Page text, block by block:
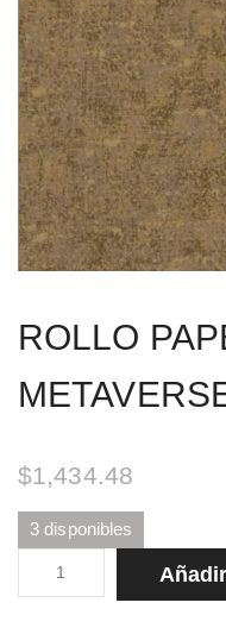
ROLLO
$1,434.48
3 disponibles
ROLLO
PAPEL